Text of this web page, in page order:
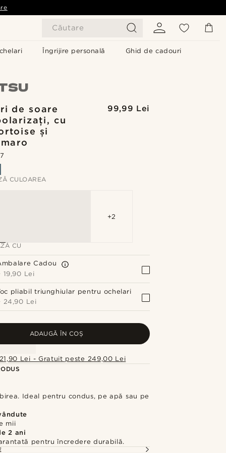
Căutare
Îngrijire personală Ghid de cadouri
de soare
cu
și
99,99 Lei
CULOAREA
+2
CU
Cadou
19,90 Lei
pliabil triunghiular pentru ochelari
24,90 Lei
ADAUGĂ ÎN COȘ
Lei - Gratuit peste 249,00 Lei
Ideal pentru condus, pe apă sau pe
mii
2 ani
pentru încredere durabilă.